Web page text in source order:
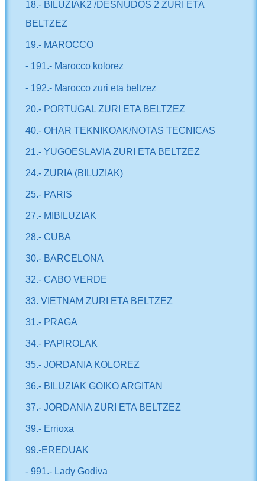
18.- BILUZIAK2 /DESNUDOS 2 ZURI ETA
BELTZEZ
19.- MAROCCO
- 191.- Marocco kolorez
- 192.- Marocco zuri eta beltzez
20.- PORTUGAL ZURI ETA BELTZEZ
40.- OHAR TEKNIKOAK/NOTAS TECNICAS
21.- YUGOESLAVIA ZURI ETA BELTZEZ
24.- ZURIA (BILUZIAK)
25.- PARIS
27.- MIBILUZIAK
28.- CUBA
30.- BARCELONA
32.- CABO VERDE
33. VIETNAM ZURI ETA BELTZEZ
31.- PRAGA
34.- PAPIROLAK
35.- JORDANIA KOLOREZ
36.- BILUZIAK GOIKO ARGITAN
37.- JORDANIA ZURI ETA BELTZEZ
39.- Errioxa
99.-EREDUAK
- 991.- Lady Godiva